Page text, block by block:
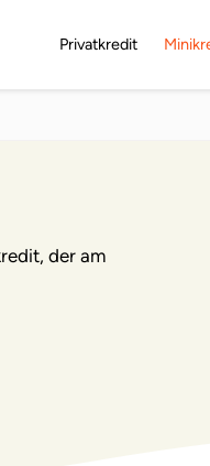
Privatkredit
der am